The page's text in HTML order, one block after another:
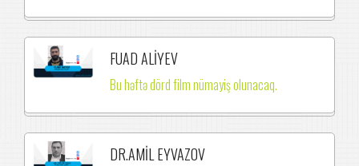
FUAD ALİYEV
Bu həftə dörd film nümayiş olunacaq.
DR.AMİL EYVAZOV